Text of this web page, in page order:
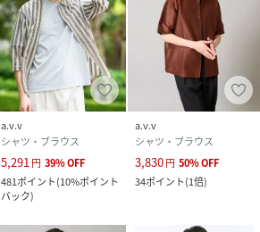
a.v.v
シャツ・ブラウス
5,291円 39%OFF
481ポイント(10%ポイント
バック)
a.v.v
シャツ・ブラウス
3,830円 50%OFF
34ポイント(1倍)